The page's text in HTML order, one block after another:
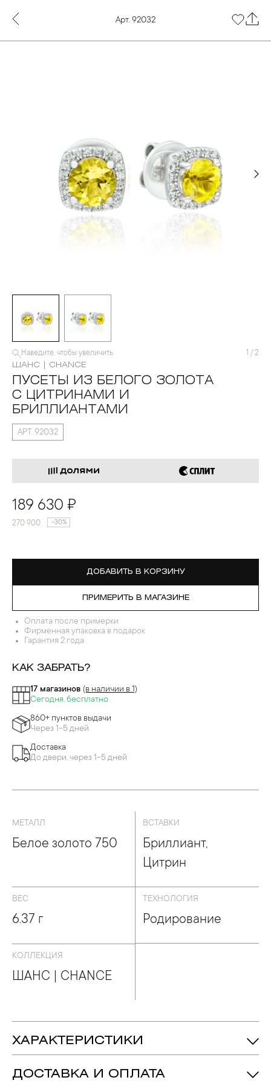
Арт. 92032
Наведите, чтобы увеличить 1 / 2
ШАНС | CHANCE
ПУСЕТЫ ИЗ БЕЛОГО ЗОЛОТА
С ЦИТРИНАМИ И
БРИЛЛИАНТАМИ
АРТ. 92032
189 630 ₽
270 900 -30%
ДОБАВИТЬ В КОРЗИНУ
ПРИМЕРИТЬ В МАГАЗИНЕ
Оплата после примерки
Фирменная упаковка в подарок
Гарантия 2 года
КАК ЗАБРАТЬ?
17 магазинов (в наличии в 1)
Сегодня, бесплатно
860+ пунктов выдачи
Через 1-5 дней
Доставка
До двери, через 1-5 дней
МЕТАЛЛ
Белое золото 750
ВСТАВКИ
Бриллиант,
Цитрин
ВЕС
6.37 г
ТЕХНОЛОГИЯ
Родирование
КОЛЛЕКЦИЯ
ШАНС | CHANCE
ХАРАКТЕРИСТИКИ
Вставка:
Бриллиант - Количество: 40, Форма:
ДОСТАВКА И ОПЛАТА